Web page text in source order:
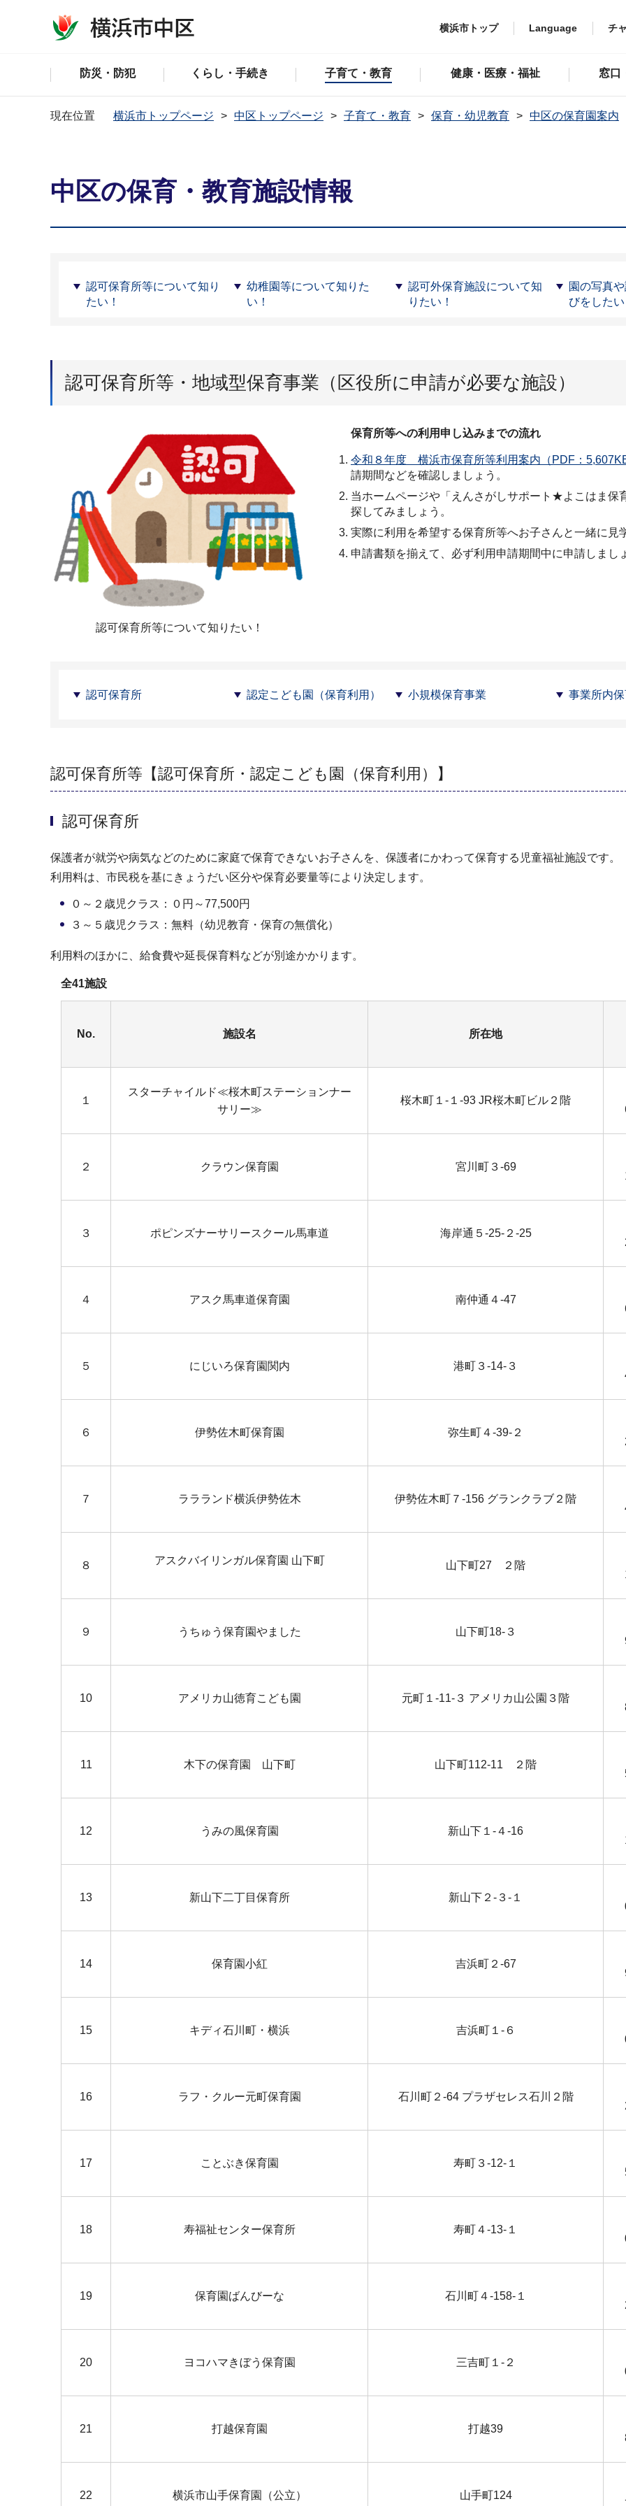
横浜市トップ Language チ
防災・防犯 くらし・手続き 子育て・教育 健康・医療・福祉 窓口
現在位置 横浜市トップページ 中区トップページ 子育て・教育 保育・幼児教育 中区の保育園案内
中区の保育・教育施設情報
認可保育所等について知り
たい！
幼稚園等について知りた
い！
認可外保育施設について知
りたい！
園の写真
びをした
認可保育所等・地域型保育事業（区役所に申請が必要な施設）
認可保育所等について知りたい！
保育所等への利用申し込みまでの流れ
令和８年度 横浜市保育所等利用案内（PDF：
請期間などを確認しましょう。
当ホームページや「えんさがしサポート★よこはま保
探してみましょう。
実際に利用を希望する保育所等へお子さんと一緒に見
申請書類を揃えて、必ず利用申請期間中に申請しまし
認可保育所 認定こども園（保育利用） 小規模保育事業 事業所内
認可保育所等【認可保育所・認定こども園（保育利用）】
認可保育所
保護者が就労や病気などのために家庭で保育できないお子さんを、保護者にかわって保育する児童福祉施設です。
利用料は、市民税を基にきょうだい区分や保育必要量等により決定します。
０～２歳児クラス：０円～77,500円
３～５歳児クラス：無料（幼児教育・保育の無償化）
利用料のほかに、給食費や延長保育料などが別途かかります。
全41施設
No. 施設名 所在地
１
スターチャイルド≪桜木町ステーションナー
サリー≫
桜木町１-１-93 JR桜木町ビル２階
２ クラウン保育園 宮川町３-69
３ ポピンズナーサリースクール馬車道 海岸通５-25-２-25
４ アスク馬車道保育園 南仲通４-47
５ にじいろ保育園関内 港町３-14-３
６ 伊勢佐木町保育園 弥生町４-39-２
７ ララランド横浜伊勢佐木 伊勢佐木町７-156 グランクラブ２階
８ アスクバイリンガル保育園 山下町 山下町27 ２階
９ うちゅう保育園やました 山下町18-３
10 アメリカ山徳育こども園 元町１-11-３ アメリカ山公園３階
11 木下の保育園 山下町 山下町112-11 ２階
12 うみの風保育園 新山下１-４-16
13 新山下二丁目保育所 新山下２-３-１
14 保育園小紅 吉浜町２-67
15 キディ石川町・横浜 吉浜町１-６
16 ラフ・クルー元町保育園 石川町２-64 プラザセレス石川２階
17 ことぶき保育園 寿町３-12-１
18 寿福祉センター保育所 寿町４-13-１
19 保育園ばんびーな 石川町４-158-１
20 ヨコハマきぼう保育園 三吉町１-２
21 打越保育園 打越39
22 横浜市山手保育園（公立） 山手町124